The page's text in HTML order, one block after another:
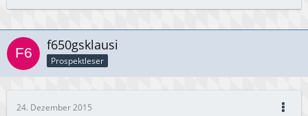
f650gsklausi
Prospektleser
24. Dezember 2015